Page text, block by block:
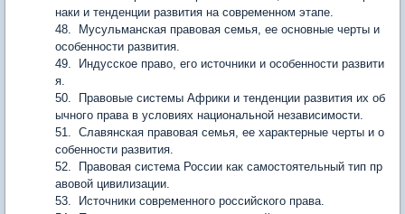
наки и тенденции развития на современном этапе.
48. Мусульманская правовая семья, ее основные черты и
особенности развития.
49. Индусское право, его источники и особенности развити
я.
50. Правовые системы Африки и тенденции развития их об
ычного права в условиях национальной независимости.
51. Славянская правовая семья, ее характерные черты и о
собенности развития.
52. Правовая система России как самостоятельный тип пр
авовой цивилизации.
53. Источники современного российского права.